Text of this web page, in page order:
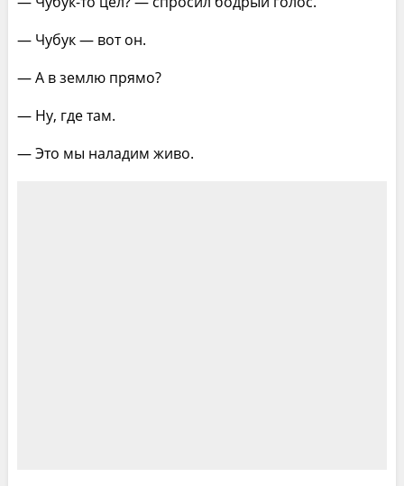
— Чубук — вот он.
— А в землю прямо?
— Ну, где там.
— Это мы наладим живо.